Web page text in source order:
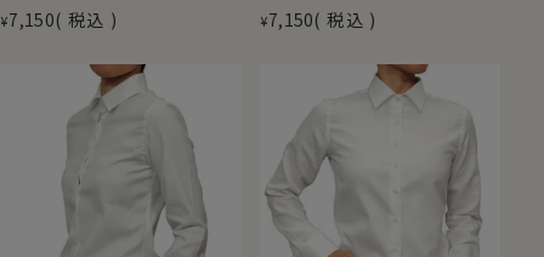
¥7,150 税込 ¥7,150 税込